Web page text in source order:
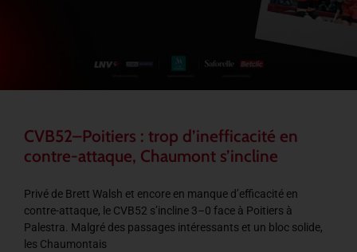
CVB52–Poitiers : trop d’inefficacité en
contre-attaque, Chaumont s’incline
Privé de Brett Walsh et encore en manque d’efficacité en
contre-attaque, le CVB52 s’incline 3–0 face à Poitiers à
Palestra. Malgré des passages intéressants et un bloc solide,
les Chaumontais